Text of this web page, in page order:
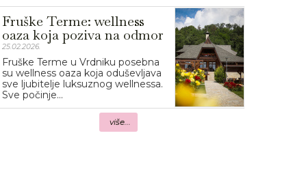
Fruške Terme: wellness
oaza koja poziva na odmor
25.02.2026.
Fruške Terme u Vrdniku posebna
su wellness oaza koja oduševljava
sve ljubitelje luksuznog wellnessa.
Sve počinje...
više...